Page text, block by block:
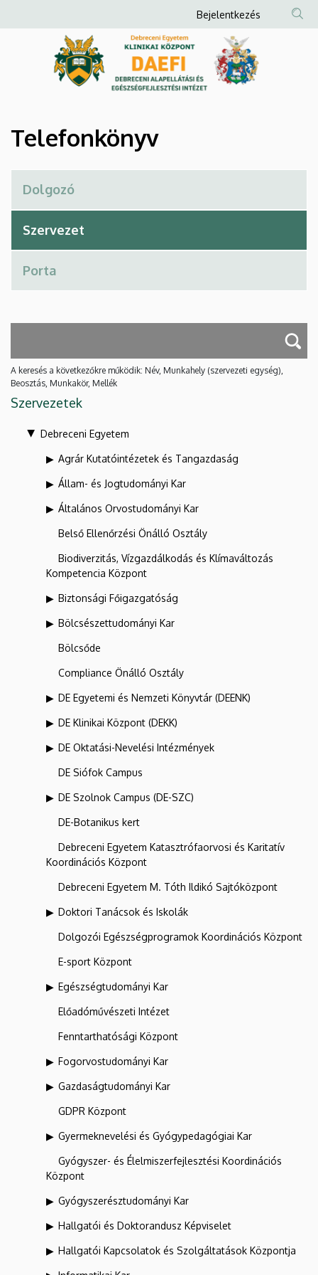
Debreceni
és
Egészségfejlesztési
Intézet
a
Anonim
Felhasználói
fiók
menüje
Bejelentkezés
Telefonkönyv
A keresés a következőkre működik: Név, Munkahely (szervezeti egység),
Beosztás, Munkakör, Mellék
Szervezetek
Debreceni Egyetem
Agrár Kutatóintézetek és Tangazdaság
Állam- és Jogtudományi Kar
Általános Orvostudományi Kar
Belső Ellenőrzési Önálló Osztály
Biodiverzitás, Vízgazdálkodás és Klímaváltozás
Kompetencia Központ
Biztonsági Főigazgatóság
Bölcsészettudományi Kar
Bölcsőde
Compliance Önálló Osztály
DE Egyetemi és Nemzeti Könyvtár (DEENK)
DE Klinikai Központ (DEKK)
DE Oktatási-Nevelési Intézmények
DE Siófok Campus
DE Szolnok Campus (DE-SZC)
DE-Botanikus kert
Debreceni Egyetem Katasztrófaorvosi és Karitatív
Koordinációs Központ
Debreceni Egyetem M. Tóth Ildikó Sajtóközpont
Doktori Tanácsok és Iskolák
Dolgozói Egészségprogramok Koordinációs Központ
E-sport Központ
Egészségtudományi Kar
Előadóművészeti Intézet
Fenntarthatósági Központ
Fogorvostudományi Kar
Gazdaságtudományi Kar
GDPR Központ
Gyermeknevelési és Gyógypedagógiai Kar
Gyógyszer- és Élelmiszerfejlesztési Koordinációs
Központ
Gyógyszerésztudományi Kar
Hallgatói és Doktorandusz Képviselet
Hallgatói Kapcsolatok és Szolgáltatások Központja